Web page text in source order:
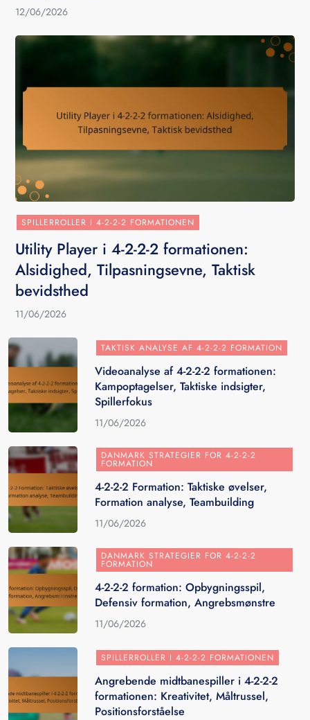
12/06/2026
SPILLERROLLER I 4-2-2-2 FORMATIONEN
Utility Player i 4-2-2-2 formationen:
Alsidighed, Tilpasningsevne, Taktisk
bevidsthed
11/06/2026
TAKTISK ANALYSE AF 4-2-2-2 FORMATION
Videoanalyse af 4-2-2-2 formationen:
Kampoptagelser, Taktiske indsigter,
Spillerfokus
11/06/2026
DANMARK STRATEGIER FOR 4-2-2-2
FORMATION
4-2-2-2 Formation: Taktiske øvelser,
Formation analyse, Teambuilding
11/06/2026
DANMARK STRATEGIER FOR 4-2-2-2
FORMATION
4-2-2-2 formation: Opbygningsspil,
Defensiv formation, Angrebsmønstre
11/06/2026
SPILLERROLLER I 4-2-2-2 FORMATIONEN
Angrebende midtbanespiller i 4-2-2-2
formationen: Kreativitet, Måltrussel,
Positionsforståelse